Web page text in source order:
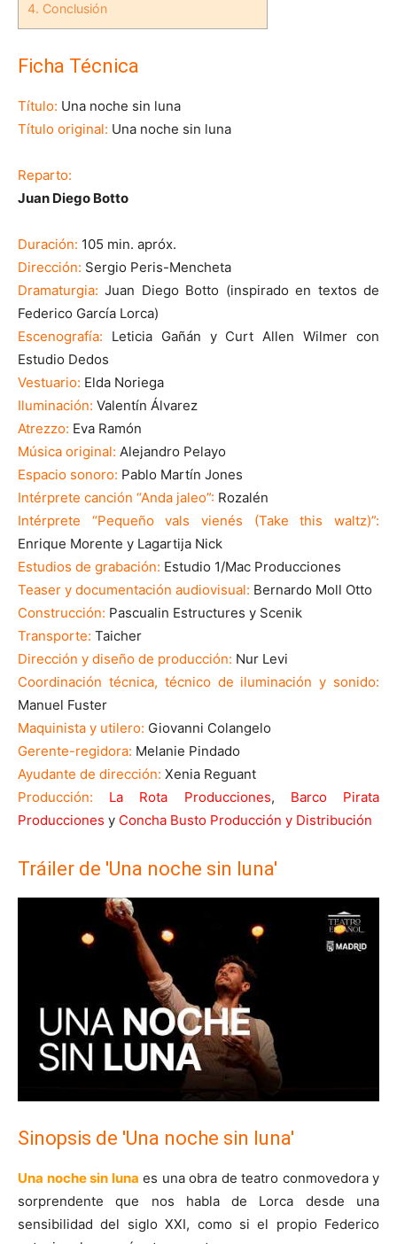
4. Conclusión
Ficha Técnica
Título: Una noche sin luna
Título original: Una noche sin luna
Reparto:
Juan Diego Botto
Duración: 105 min. apróx.
Dirección: Sergio Peris-Mencheta
Dramaturgia: Juan Diego Botto (inspirado en textos de
Federico García Lorca)
Escenografía: Leticia Gañán y Curt Allen Wilmer con
Estudio Dedos
Vestuario: Elda Noriega
Iluminación: Valentín Álvarez
Atrezzo: Eva Ramón
Música original: Alejandro Pelayo
Espacio sonoro: Pablo Martín Jones
Intérprete canción “Anda jaleo”: Rozalén
Intérprete “Pequeño vals vienés (Take this waltz)”:
Enrique Morente y Lagartija Nick
Estudios de grabación: Estudio 1/Mac Producciones
Teaser y documentación audiovisual: Bernardo Moll Otto
Construcción: Pascualin Estructures y Scenik
Transporte: Taicher
Dirección y diseño de producción: Nur Levi
Coordinación técnica, técnico de iluminación y sonido:
Manuel Fuster
Maquinista y utilero: Giovanni Colangelo
Gerente-regidora: Melanie Pindado
Ayudante de dirección: Xenia Reguant
Producción: La Rota Producciones, Barco Pirata
Producciones y Concha Busto Producción y Distribución
Tráiler de 'Una noche sin luna'
Sinopsis de 'Una noche sin luna'
Una noche sin luna es una obra de teatro conmovedora y
sorprendente que nos habla de Lorca desde una
sensibilidad del siglo XXI, como si el propio Federico